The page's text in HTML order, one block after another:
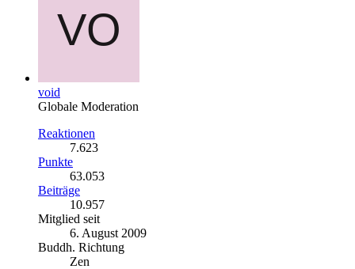
void
Globale Moderation
Reaktionen
7.623
Punkte
63.053
Beiträge
10.957
Mitglied seit
6. August 2009
Buddh. Richtung
Zen